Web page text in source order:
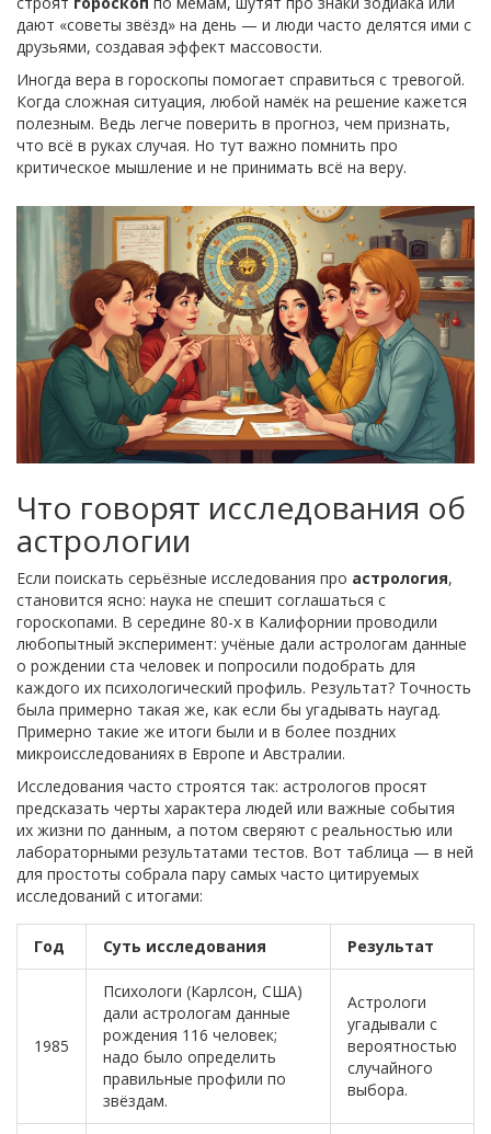
дают «советы звёзд» на день — и люди часто делятся ими с
друзьями, создавая эффект массовости.
Иногда вера в гороскопы помогает справиться с тревогой.
Когда сложная ситуация, любой намёк на решение кажется
полезным. Ведь легче поверить в прогноз, чем признать,
что всё в руках случая. Но тут важно помнить про
критическое мышление и не принимать всё на веру.
Что говорят исследования об
астрологии
Если поискать серьёзные исследования про астрология,
становится ясно: наука не спешит соглашаться с
гороскопами. В середине 80-х в Калифорнии проводили
любопытный эксперимент: учёные дали астрологам данные
о рождении ста человек и попросили подобрать для
каждого их психологический профиль. Результат? Точность
была примерно такая же, как если бы угадывать наугад.
Примерно такие же итоги были и в более поздних
микроисследованиях в Европе и Австралии.
Исследования часто строятся так: астрологов просят
предсказать черты характера людей или важные события
их жизни по данным, а потом сверяют с реальностью или
лабораторными результатами тестов. Вот таблица — в ней
для простоты собрала пару самых часто цитируемых
исследований с итогами:
Год Суть исследования Результат
1985
Психологи (Карлсон, США)
дали астрологам данные
рождения 116 человек;
надо было определить
правильные профили по
звёздам.
Астрологи
угадывали с
вероятностью
случайного
выбора.